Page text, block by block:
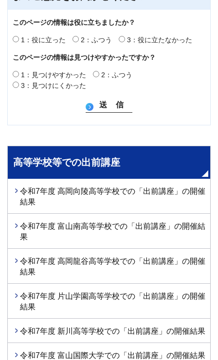
このページの情報は役に立ちましたか？
1：役に立った 2：ふつう 3：役に立たなかった
このページの情報は見つけやすかったですか？
1：見つけやすかった
2：ふつう
3：見つけにくかった
高等学校等での出前講座
令和7年度 高岡向陵高等学校での「出前講座」の開催
結果
令和7年度 富山南高等学校での「出前講座」の開催結
果
令和7年度 高岡龍谷高等学校での「出前講座」の開催
結果
令和7年度 片山学園高等学校での「出前講座」の開催
結果
令和7年度 新川高等学校での「出前講座」の開催結果
令和7年度 富山国際大学での「出前講座」の開催結果